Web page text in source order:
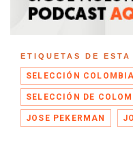
ETIQUETAS DE ESTA
SELECCIÓN COLOMBIA
SELECCIÓN DE
JOSE PEKERMAN